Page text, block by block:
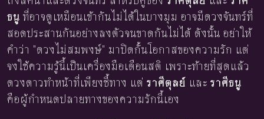
ธนู ที่อาจดูเหมือนเข้ากันไม่ได้ในบางมุม อาจมีดวงจันทร์ที่
สอดประสานกันอย่างลงตัวจนขาดกันไม่ได้ ดังนั้น อย่าให้
คำว่า "ดวงไม่สมพงษ์" มาปิดกั้นโอกาสของความรัก แต่
จงใช้ความรู้นี้เป็นเครื่องมือเตือนสติ เพราะท้ายที่สุดแล้ว
ดวงดาวทำหน้าที่เพียงชี้ทาง แต่ ราศีตุลย์ และ ราศีธนู
คือผู้กำหนดปลายทางของความรักนี้เอง